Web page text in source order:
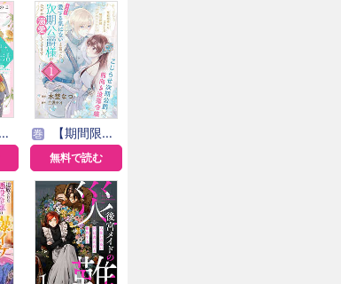
巻 【期間限定無料】「きみを愛する気はない」と言った次期公爵様がなぜか溺愛してきます（単話版）
無料で読む